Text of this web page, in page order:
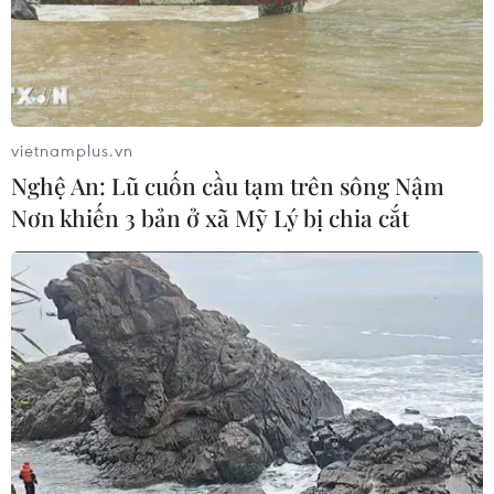
Máy bay chở khách nội địa đầu tiên
của Nga hoàn tất chuyến bay thử
nghiệm
04/08/2026 01:25
Xem thêm
CƠ QUAN CHỦ QUẢN: THÔNG TẤN XÃ VIỆT NAM
Tổng Biên tập: TRẦN TIẾN DUẨN
Phó Tổng Biên tập: NGUYỄN THỊ TÁM, KHÚC THANH
vietnamplus.vn
Nghệ An: Lũ cuốn cầu tạm trên sông Nậm
Nơn khiến 3 bản ở xã Mỹ Lý bị chia cắt